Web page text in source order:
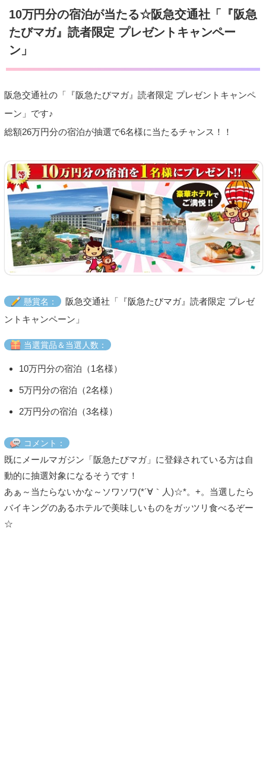
10万円分の宿泊が当たる☆阪急交通社「『阪急
たびマガ』読者限定 プレゼントキャンペー
ン」
阪急交通社の「『阪急たびマガ』読者限定 プレゼントキャンペ
ーン」です♪
総額26万円分の宿泊が抽選で6名様に当たるチャンス！！
懸賞名：
阪急交通社「『阪急たびマガ』読者限定 プレゼ
ントキャンペーン」
当選賞品＆当選人数：
10万円分の宿泊（1名様）
5万円分の宿泊（2名様）
2万円分の宿泊（3名様）
コメント：
既にメールマガジン「阪急たびマガ」に登録されている方は自
動的に抽選対象になるそうです！
あぁ～当たらないかな～ソワソワ(*´∀｀人)☆*。+。当選したら
バイキングのあるホテルで美味しいものをガッツリ食べるぞー
☆